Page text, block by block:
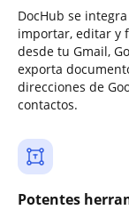
DocHub se
importar, editar y
desde tu Gmail,
exporta
direcciones de
contactos.
Potentes